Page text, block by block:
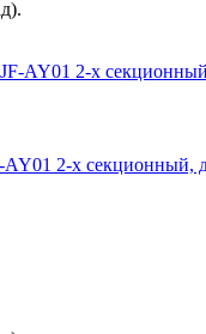
2-х секционный,